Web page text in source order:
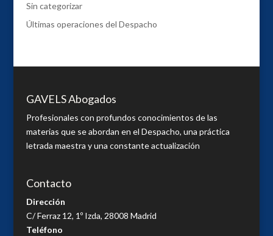
Sin categorizar
Últimas operaciones del Despacho
GAVELS Abogados
Profesionales con profundos conocimientos de las
materias que se abordan en el Despacho, una práctica
letrada maestra y una constante actualización
Contacto
Dirección
C/ Ferraz 12, 1º Izda, 28008 Madrid
Teléfono